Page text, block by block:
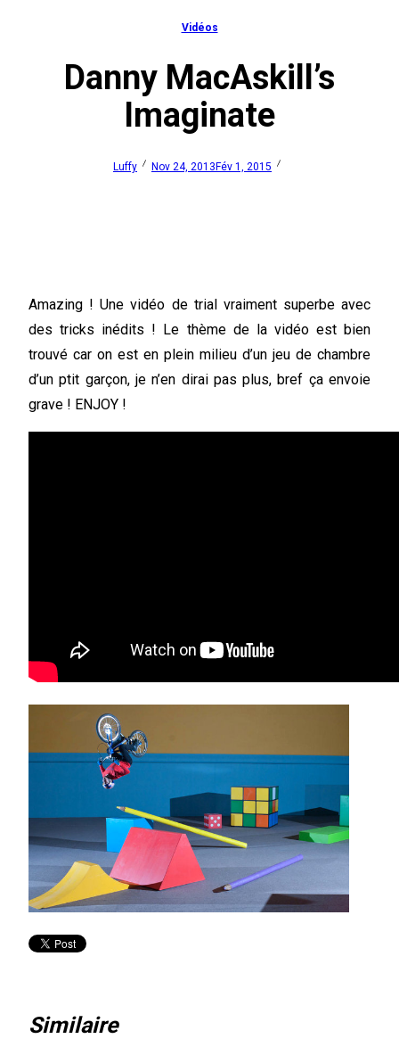
Vidéos
Danny MacAskill’s
Imaginate
Luffy Nov 24, 2013 Fév 1, 2015
Amazing ! Une vidéo de trial vraiment superbe avec
des tricks inédits ! Le thème de la vidéo est bien
trouvé car on est en plein milieu d’un jeu de chambre
d’un ptit garçon, je n’en dirai pas plus, bref ça envoie
grave ! ENJOY !
Similaire